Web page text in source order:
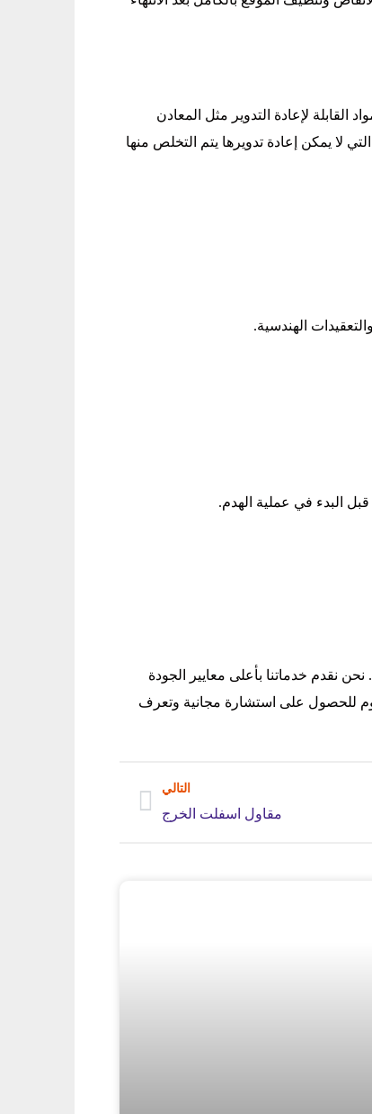
القابلة لإعادة التدوير مثل المعادن
لا يمكن إعادة تدويرها يتم التخلص منها
الهندسية.
البدء في عملية الهدم.
نقدم خدماتنا بأعلى معايير الجودة
للحصول على استشارة مجانية وتعرف
التالي
مقاول اسفلت الخرج